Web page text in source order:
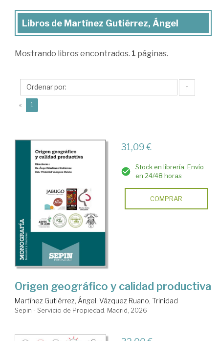
Libros
Martínez
Ángel
Libros de Martínez Gutiérrez, Ángel
Mostrando libros encontrados. 1 páginas.
↑
« 1
31,09 €
Stock en librería. Envío
en 24/48 horas
COMPRAR
Origen geográfico y calidad productiva
Martínez Gutiérrez, Ángel; Vázquez Ruano, Trinidad
Sepin - Servicio de Propiedad. Madrid, 2026